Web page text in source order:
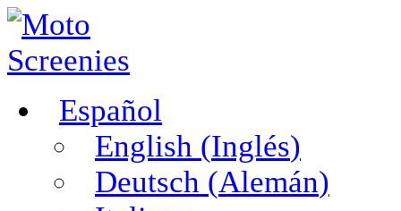
Español
English (Inglés)
Deutsch (Alemán)